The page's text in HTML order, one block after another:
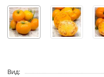
Вид: